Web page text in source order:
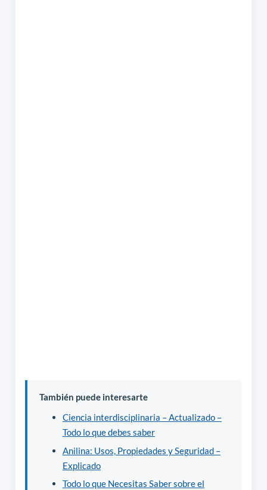
También puede interesarte
Ciencia interdisciplinaria – Actualizado –
Todo lo que debes saber
Anilina: Usos, Propiedades y Seguridad –
Explicado
Todo lo que Necesitas Saber sobre el